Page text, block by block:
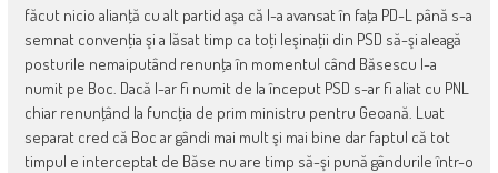
făcut nicio alianţă cu alt partid aşa că l-a avansat în faţa PD-L până s-a
semnat convenţia şi a lăsat timp ca toţi leşinaţii din PSD să-şi aleagă
posturile nemaiputând renunţa în momentul când Băsescu l-a
numit pe Boc. Dacă l-ar fi numit de la început PSD s-ar fi aliat cu PNL
chiar renunţând la funcţia de prim ministru pentru Geoană. Luat
separat cred că Boc ar gândi mai mult şi mai bine dar faptul că tot
timpul e interceptat de Băse nu are timp să-şi pună gândurile într-o